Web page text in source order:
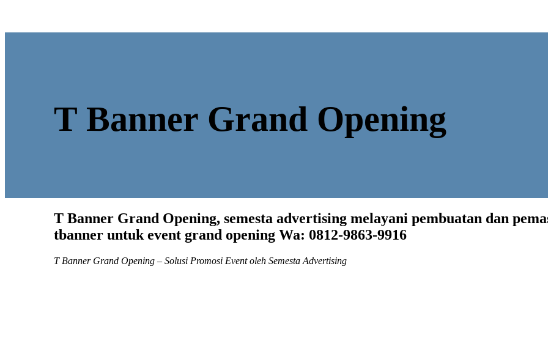
T Banner Grand Opening
T Banner Grand Opening, semesta advertising melayani pembuatan dan
tbanner untuk event grand opening Wa: 0812-9863-9916
T Banner Grand Opening – Solusi Promosi Event oleh Semesta Advertising